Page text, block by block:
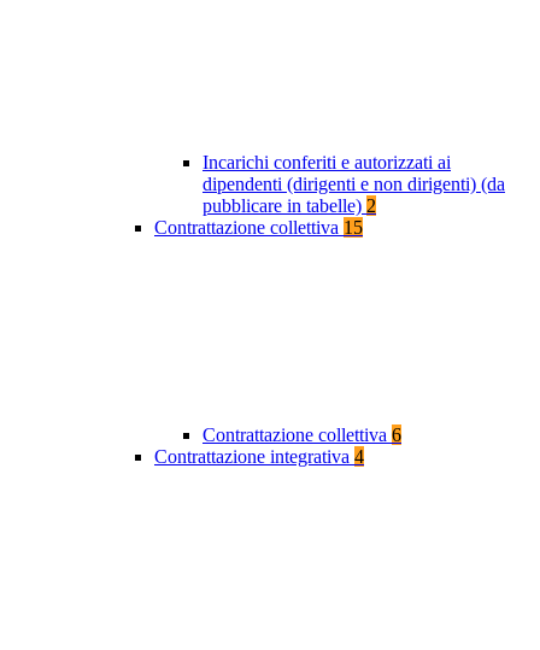
Incarichi conferiti e autorizzati ai
dipendenti (dirigenti e non dirigenti) (da
pubblicare in tabelle) 2
Contrattazione collettiva 15
Contrattazione collettiva 6
Contrattazione integrativa 4